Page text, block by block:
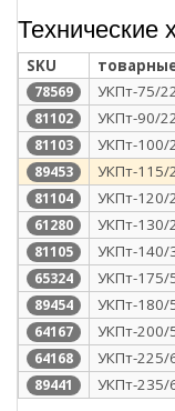
Технические
SKU
78569 УКПт-75/
81102 УКПт-90/
81103 УКПт-100/
89453 УКПт-115/
81104 УКПт-120/
61280 УКПт-130/
81105 УКПт-140/
65324 УКПт-175/
89454 УКПт-180/
64167 УКПт-200/
64168 УКПт-225/
89441 УКПт-235/